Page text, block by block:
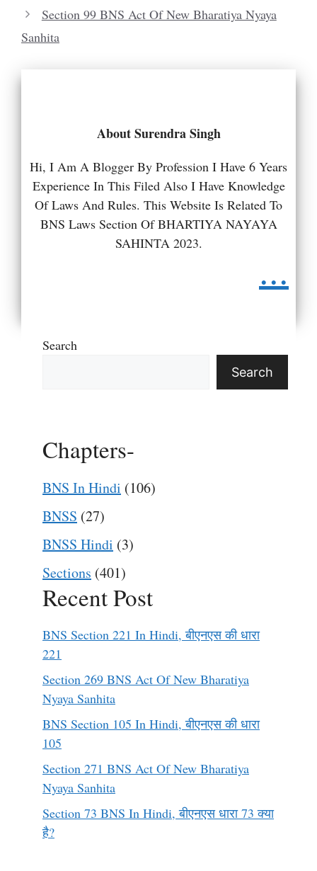
Section 99 BNS Act Of New Bharatiya Nyaya
Sanhita
About Surendra Singh
Hi, I Am A Blogger By Profession I Have 6 Years
Experience In This Filed Also I Have Knowledge
Of Laws And Rules. This Website Is Related To
BNS Laws Section Of BHARTIYA NAYAYA
SAHINTA 2023.
...
Search
Search
Chapters-
BNS In Hindi (106)
BNSS (27)
BNSS Hindi (3)
Sections (401)
Recent Post
BNS Section 221 In Hindi, बीएनएस की धारा
221
Section 269 BNS Act Of New Bharatiya
Nyaya Sanhita
BNS Section 105 In Hindi, बीएनएस की धारा
105
Section 271 BNS Act Of New Bharatiya
Nyaya Sanhita
Section 73 BNS In Hindi, बीएनएस धारा 73 क्या
है?